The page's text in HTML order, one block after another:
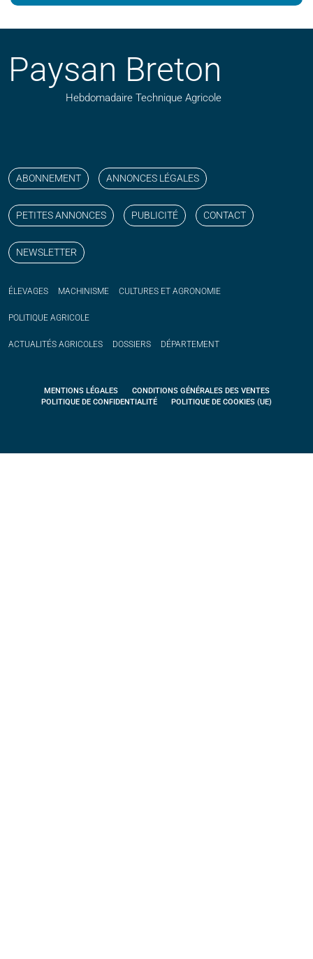
Paysan Breton
Hebdomadaire Technique Agricole
ABONNEMENT ANNONCES LÉGALES
PETITES ANNONCES PUBLICITÉ CONTACT
NEWSLETTER
ÉLEVAGES MACHINISME CULTURES ET AGRONOMIE
POLITIQUE AGRICOLE
ACTUALITÉS AGRICOLES DOSSIERS DÉPARTEMENT
MENTIONS LÉGALES
CONDITIONS GÉNÉRALES DES VENTES
POLITIQUE DE CONFIDENTIALITÉ
POLITIQUE DE COOKIES (UE)